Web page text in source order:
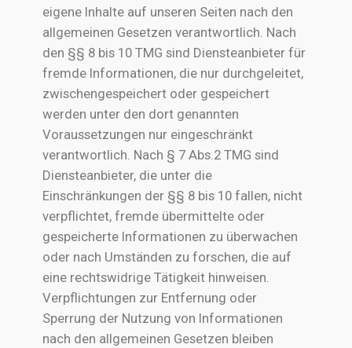
eigene Inhalte auf unseren Seiten nach den
allgemeinen Gesetzen verantwortlich. Nach
den §§ 8 bis 10 TMG sind Diensteanbieter für
fremde Informationen, die nur durchgeleitet,
zwischengespeichert oder gespeichert
werden unter den dort genannten
Voraussetzungen nur eingeschränkt
verantwortlich. Nach § 7 Abs.2 TMG sind
Diensteanbieter, die unter die
Einschränkungen der §§ 8 bis 10 fallen, nicht
verpflichtet, fremde übermittelte oder
gespeicherte Informationen zu überwachen
oder nach Umständen zu forschen, die auf
eine rechtswidrige Tätigkeit hinweisen.
Verpflichtungen zur Entfernung oder
Sperrung der Nutzung von Informationen
nach den allgemeinen Gesetzen bleiben